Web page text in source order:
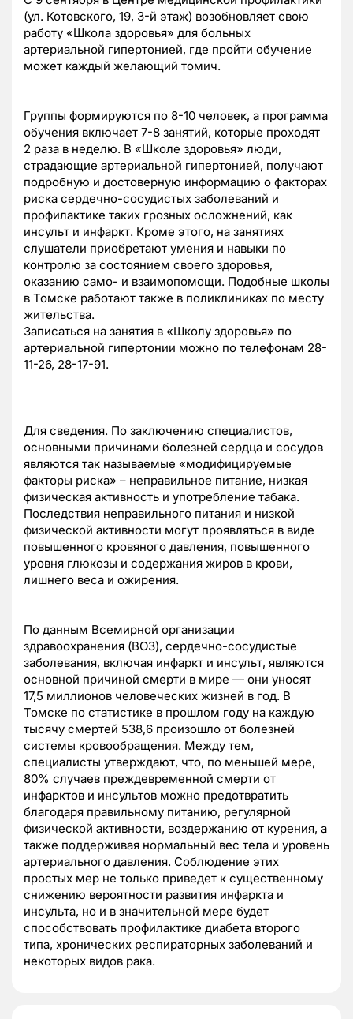
(ул. Котовского, 19, 3-й этаж) возобновляет свою
работу «Школа здоровья» для больных
артериальной гипертонией, где пройти обучение
может каждый желающий томич.
Группы формируются по 8-10 человек, а программа
обучения включает 7-8 занятий, которые проходят
2 раза в неделю. В «Школе здоровья» люди,
страдающие артериальной гипертонией, получают
подробную и достоверную информацию о факторах
риска сердечно-сосудистых заболеваний и
профилактике таких грозных осложнений, как
инсульт и инфаркт. Кроме этого, на занятиях
слушатели приобретают умения и навыки по
контролю за состоянием своего здоровья,
оказанию само- и взаимопомощи. Подобные школы
в Томске работают также в поликлиниках по месту
жительства.
Записаться на занятия в «Школу здоровья» по
артериальной гипертонии можно по телефонам 28-
11-26, 28-17-91.
Для сведения. По заключению специалистов,
основными причинами болезней сердца и сосудов
являются так называемые «модифицируемые
факторы риска» – неправильное питание, низкая
физическая активность и употребление табака.
Последствия неправильного питания и низкой
физической активности могут проявляться в виде
повышенного кровяного давления, повышенного
уровня глюкозы и содержания жиров в крови,
лишнего веса и ожирения.
По данным Всемирной организации
здравоохранения (ВОЗ), сердечно-сосудистые
заболевания, включая инфаркт и инсульт, являются
основной причиной смерти в мире — они уносят
17,5 миллионов человеческих жизней в год. В
Томске по статистике в прошлом году на каждую
тысячу смертей 538,6 произошло от болезней
системы кровообращения. Между тем,
специалисты утверждают, что, по меньшей мере,
80% случаев преждевременной смерти от
инфарктов и инсультов можно предотвратить
благодаря правильному питанию, регулярной
физической активности, воздержанию от курения, а
также поддерживая нормальный вес тела и уровень
артериального давления. Соблюдение этих
простых мер не только приведет к существенному
снижению вероятности развития инфаркта и
инсульта, но и в значительной мере будет
способствовать профилактике диабета второго
типа, хронических респираторных заболеваний и
некоторых видов рака.